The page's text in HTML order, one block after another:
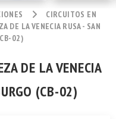
CIRCUITOS EN
DE LA VENECIA RUSA - SAN
02)
DE LA VENECIA
(CB-02)